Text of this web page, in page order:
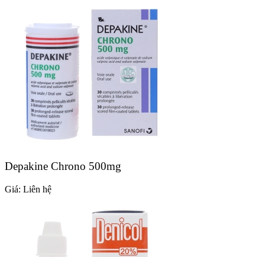
Depakine Chrono 500mg
Giá: Liên hệ